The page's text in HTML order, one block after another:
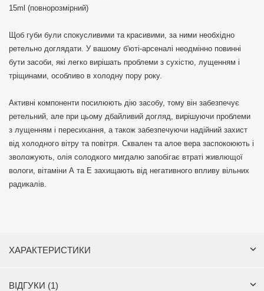
15ml (повнорозмірний)
Щоб губи були спокусливими та красивими, за ними необхідно
ретельно доглядати. У вашому б'юті-арсеналі неодмінно повинні
бути засоби, які легко вирішать проблеми з сухістю, лущенням і
тріщинами, особливо в холодну пору року.
Активні компоненти посилюють дію засобу, тому він забезпечує
ретельний, але при цьому дбайливий догляд, вирішуючи проблеми
з лущенням і пересихання, а також забезпечуючи надійний захист
від холодного вітру та повітря. Сквален та алое вера заспокоюють і
зволожують, олія солодкого мигдалю запобігає втраті живлющої
вологи, вітаміни А та Е захищають від негативного впливу вільних
радикалів.
ХАРАКТЕРИСТИКИ
ВІДГУКИ (1)